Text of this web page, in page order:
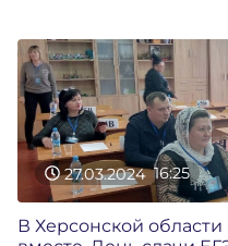
27.03.2024 16:25
В Херсонской